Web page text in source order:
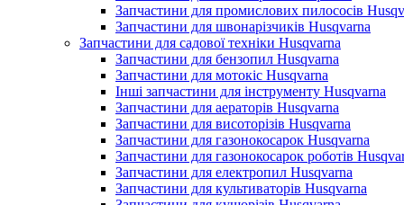
Запчастини для промислових пилососів
Запчастини для швонарізчиків Husqvarna
Запчастини для садової техніки Husqvarna
Запчастини для бензопил Husqvarna
Запчастини для мотокіс Husqvarna
Інші запчастини для інструменту Husqvarna
Запчастини для аераторів Husqvarna
Запчастини для висоторізів Husqvarna
Запчастини для газонокосарок Husqvarna
Запчастини для газонокосарок роботів
Запчастини для електропил Husqvarna
Запчастини для культиваторів Husqvarna